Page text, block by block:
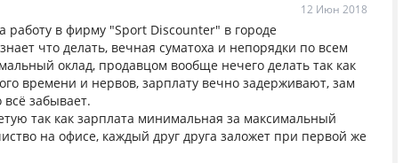
12 Июн 2018
работу в фирму "Sport Discounter" в городе
что делать, вечная суматоха и непорядки по всем
оклад, продавцом вообще нечего делать так как
времени и нервов, зарплату вечно задерживают, зам
забывает.
так как зарплата минимальная за максимальный
на офисе, каждый друг друга заложет при первой же